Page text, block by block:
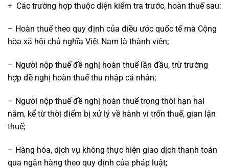
+ Các trường hợp thuộc diện kiểm tra trước, hoàn thuế sau:
– Hoàn thuế theo quy định của điều ước quốc tế mà Cộng
hòa xã hội chủ nghĩa Việt Nam là thành viên;
– Người nộp thuế đề nghị hoàn thuế lần đầu, trừ trường
hợp đề nghị hoàn thuế thu nhập cá nhân;
– Người nộp thuế đề nghị hoàn thuế trong thời hạn hai
năm, kể từ thời điểm bị xử lý về hành vi trốn thuế, gian lận
thuế;
– Hàng hóa, dịch vụ không thực hiện giao dịch thanh toán
qua ngân hàng theo quy định của pháp luật;